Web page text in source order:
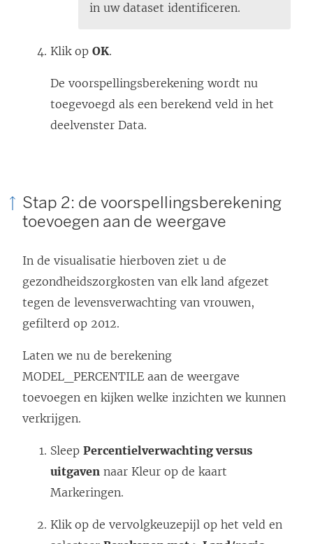
in uw dataset identificeren.
Klik op OK.
De voorspellingsberekening wordt nu
toegevoegd als een berekend veld in het
deelvenster Data.
Stap 2: de voorspellingsberekening
toevoegen aan de weergave
In de visualisatie hierboven ziet u de
gezondheidszorgkosten van elk land afgezet
tegen de levensverwachting van vrouwen,
gefilterd op 2012.
Laten we nu de berekening
MODEL_PERCENTILE aan de weergave
toevoegen en kijken welke inzichten we kunnen
verkrijgen.
Sleep Percentielverwachting versus
uitgaven naar Kleur op de kaart
Markeringen.
Klik op de vervolgkeuzepijl op het veld en